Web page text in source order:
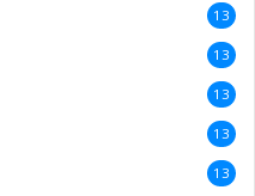
13
13
13
13
13